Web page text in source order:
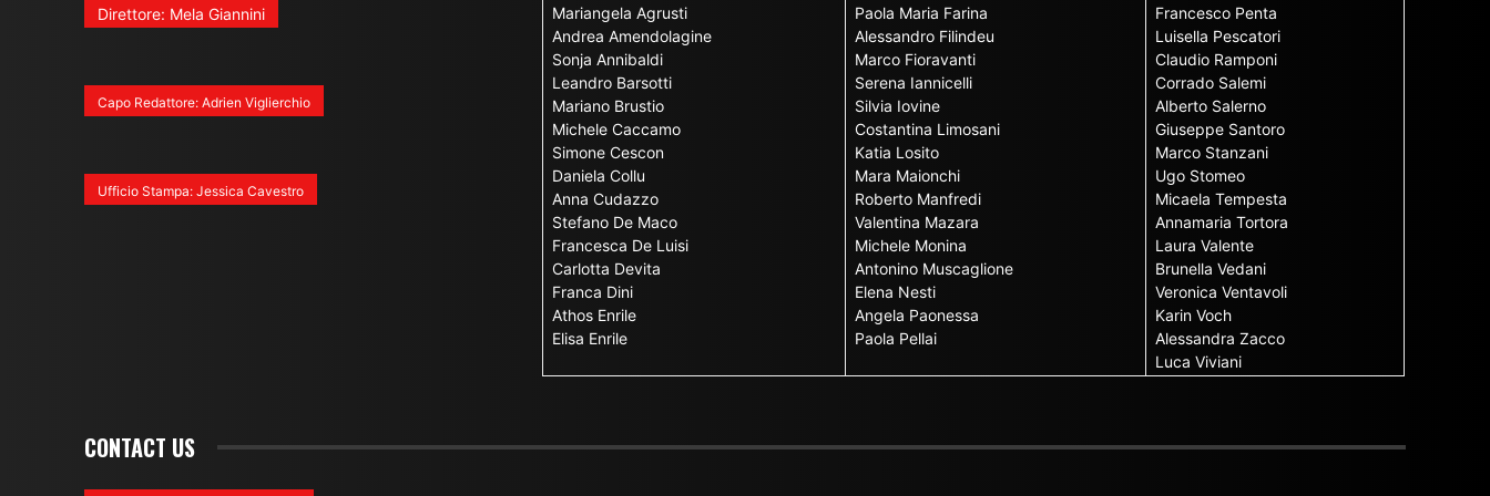
Direttore: Mela Giannini
Capo Redattore: Adrien Viglierchio
Ufficio Stampa: Jessica Cavestro
Mariangela Agrusti
Andrea Amendolagine
Sonja Annibaldi
Leandro Barsotti
Mariano Brustio
Michele Caccamo
Simone Cescon
Daniela Collu
Anna Cudazzo
Stefano De Maco
Francesca De Luisi
Carlotta Devita
Franca Dini
Athos Enrile
Elisa Enrile
Paola Maria Farina
Alessandro Filindeu
Marco Fioravanti
Serena Iannicelli
Silvia Iovine
Costantina Limosani
Katia Losito
Mara Maionchi
Roberto Manfredi
Valentina Mazara
Michele Monina
Antonino Muscaglione
Elena Nesti
Angela Paonessa
Paola Pellai
Francesco Penta
Luisella Pescatori
Claudio Ramponi
Corrado Salemi
Alberto Salerno
Giuseppe Santoro
Marco Stanzani
Ugo Stomeo
Micaela Tempesta
Annamaria Tortora
Laura Valente
Brunella Vedani
Veronica Ventavoli
Karin Voch
Alessandra Zacco
Luca Viviani
CONTACT US